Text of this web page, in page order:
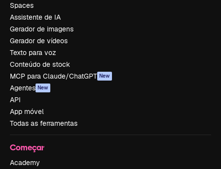
Spaces
Assistente de IA
Gerador de imagens
Gerador de vídeos
Texto para voz
Conteúdo de stock
MCP para Claude/ChatGPT New
Agentes New
API
App móvel
Todas as ferramentas
Começar
Academy